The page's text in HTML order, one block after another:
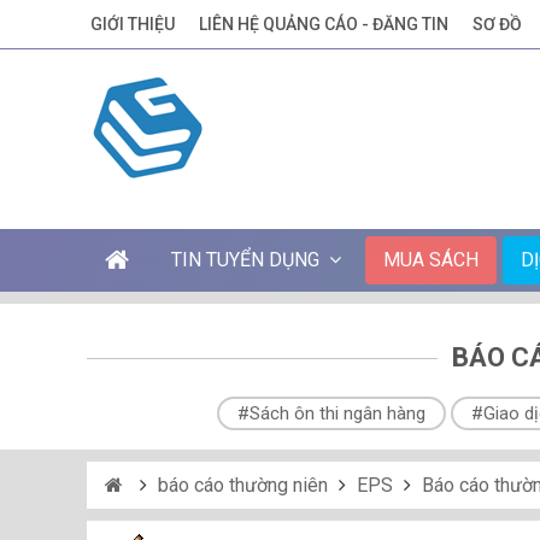
GIỚI THIỆU LIÊN HỆ QUẢNG CÁO - ĐĂNG TIN SƠ ĐỒ
TIN TUYỂN DỤNG MUA SÁCH
BÁO
#Sách ôn thi ngân hàng #Giao
báo cáo thường niên EPS Báo cáo